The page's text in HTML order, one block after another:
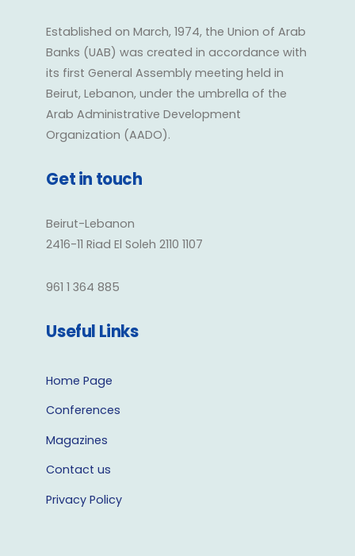
Established on March, 1974, the Union of Arab
Banks (UAB) was created in accordance with
its first General Assembly meeting held in
Beirut, Lebanon, under the umbrella of the
Arab Administrative Development
Organization (AADO).
Get in touch
Beirut-Lebanon
2416-11 Riad El Soleh 2110 1107
961 1 364 885
Useful Links
Home Page
Conferences
Magazines
Contact us
Privacy Policy